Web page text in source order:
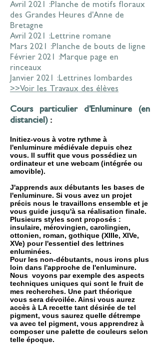
Avril 2021 :Planche de motifs floraux
des Grandes Heures d'Anne de
Bretagne
Avril 2021 :Lettrine romane
Mars 2021 :Planche de bouts de ligne
Février 2021 :Marque page en
rinceaux
Janvier 2021 :Lettrines lombardes
>>Voir les Travaux des élèves
Cours particulier d'Enluminure (en
distanciel) :
Initiez-vous à votre rythme à
l'enluminure médiévale depuis chez
vous. Il suffit que vous possédiez un
ordinateur et une webcam (intégrée ou
amovible).
J'apprends aux débutants les bases de
l'enluminure. Si vous avez un projet
précis nous le travaillons ensemble et je
vous guide jusqu'à sa réalisation finale.
Plusieurs styles sont proposés :
insulaire, mérovingien, carolingien,
ottonien, roman, gothique (XIIIe, XIVe,
XVe) pour l'essentiel des lettrines
enluminées.
Pour les non-débutants, nous irons plus
loin dans l'approche de l'enluminure.
Nous voyons par exemple des aspects
techniques uniques qui sont le fruit de
mes recherches. Une part théorique
vous sera dévoilée. Ainsi vous aurez
accès à LA recette tant désirée de tel
pigment, vous saurez quelle détrempe
va avec tel pigment, vous apprendrez à
composer une palette de couleurs selon
telle époque.